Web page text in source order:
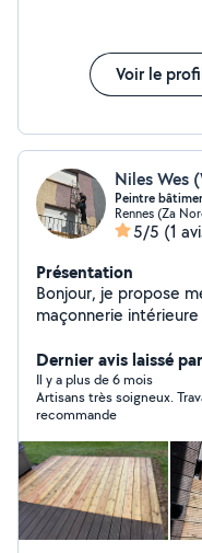
Voir le
Niles Wes
Peintre
Rennes (Za
5/5 (1
Présentation
Bonjour, je propose
maçonnerie
Dernier avis laissé
Il y a plus de 6 mois
Artisans très soigneux.
recommande